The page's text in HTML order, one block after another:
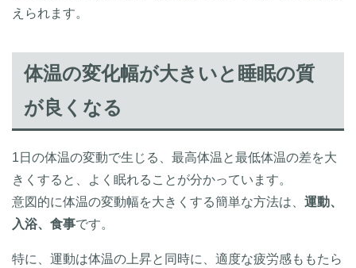
えられます。
体温の変化幅が大きいと睡眠の質
が良くなる
1日の体温の変動で生じる、最高体温と最低体温の差を大
きくすると、よく眠れることが分かっています。
意図的に体温の変動幅を大きくする簡単な方法は、 運動、
入浴、食事です。
特に、運動は体温の上昇と同時に、適度な疲労感ももたら